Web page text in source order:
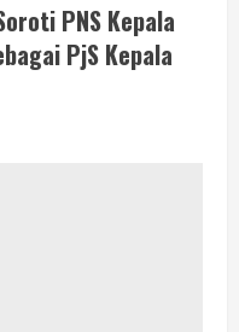
PNS Kepala
PjS Kepala